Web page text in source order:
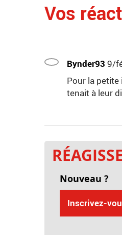
Vos
Bynder93 9/
Pour la
tenait à leur
Nouveau ?
Inscrivez-